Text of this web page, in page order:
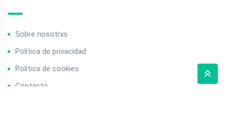
Sobre nosotrxs
Política de privacidad
Política de cookies
Contacto